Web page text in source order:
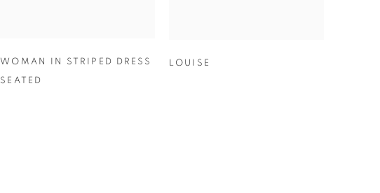
WOMAN IN STRIPED DRESS
SEATED
LOUISE